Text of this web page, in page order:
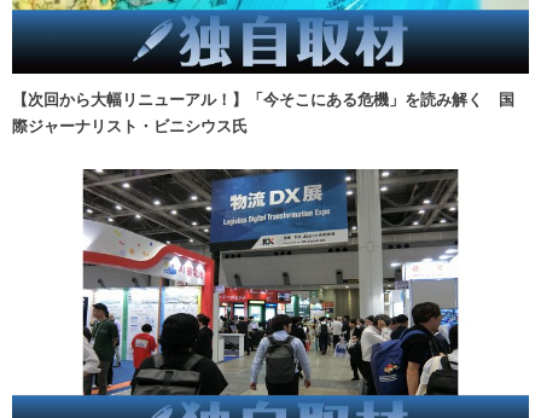
【次回から大幅リニューアル！】「今そこにある危機」を読み解く 国
際ジャーナリスト・ビニシウス氏